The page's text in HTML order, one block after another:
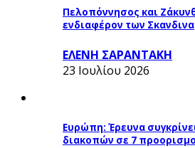
Πελοπόννησος και
ενδιαφέρον των
ΕΛΕΝΗ ΣΑΡΑΝΤΑΚΗ
23 Ιουλίου 2026
Ευρώπη: Έρευνα
διακοπών σε 7